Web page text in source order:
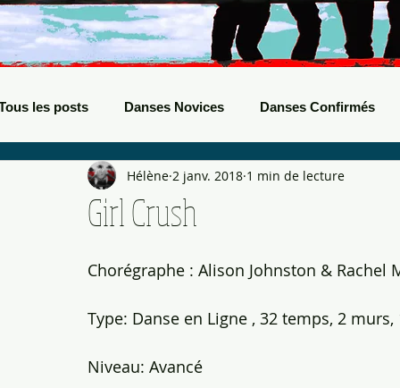
les posts Danses Novices Danses Confirmés
Danses Débutants Evènements Boots Bals de
Girl Crush
Hélène 2 janv. 2018 1 min de lecture
Chorégraphe : Alison Johnston & Rachel
Type: Danse en Ligne , 32 temps, 2
Niveau: Avancé